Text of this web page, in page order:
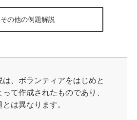
その他の例題解説
、ボランティアをはじめと
て作成されたものであり、
は異なります。